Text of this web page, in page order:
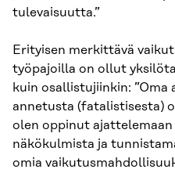
tulevaisuutta.”
Erityisen merkittävä
työpajoilla on ollut
kuin osallistujiinkin:
annetusta (fatalistisesta)
olen oppinut ajattelemaan
näkökulmista ja
omia